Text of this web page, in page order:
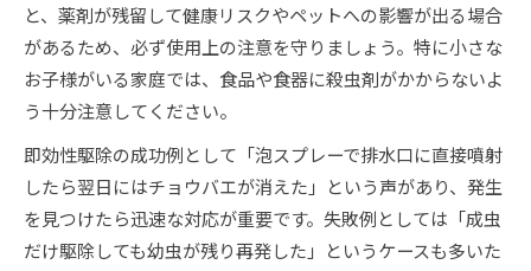
と、薬剤が残留して健康リスクやペットへの影響が出る場合
があるため、必ず使用上の注意を守りましょう。特に小さな
お子様がいる家庭では、食品や食器に殺虫剤がかからないよ
う十分注意してください。
即効性駆除の成功例として「泡スプレーで排水口に直接噴射
したら翌日にはチョウバエが消えた」という声があり、発生
を見つけたら迅速な対応が重要です。失敗例としては「成虫
だけ駆除しても幼虫が残り再発した」というケースも多いた